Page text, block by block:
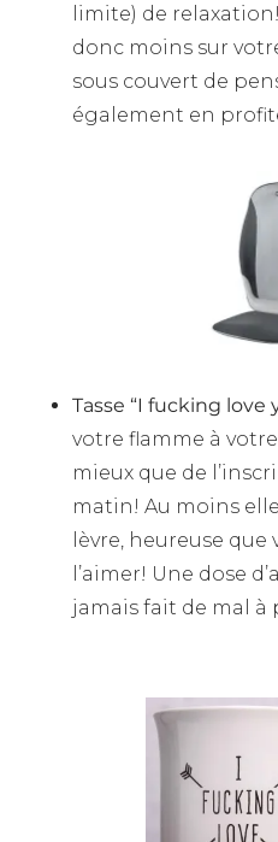
limite) de
donc moins sur
sous couvert de
également en
Tasse “I fucking love
votre flamme à
mieux que de
matin! Au moins
lèvre, heureuse que
l’aimer! Une dose
jamais fait de mal à